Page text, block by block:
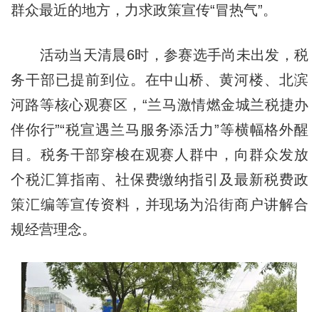
群众最近的地方，力求政策宣传“冒热气”。
活动当天清晨6时，参赛选手尚未出发，税
务干部已提前到位。在中山桥、黄河楼、北滨
河路等核心观赛区，“兰马激情燃金城兰税捷办
伴你行”“税宣遇兰马服务添活力”等横幅格外醒
目。税务干部穿梭在观赛人群中，向群众发放
个税汇算指南、社保费缴纳指引及最新税费政
策汇编等宣传资料，并现场为沿街商户讲解合
规经营理念。